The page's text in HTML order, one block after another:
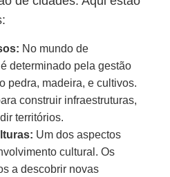
No mundo de
determinado pela gestão
pedra, madeira, e cultivos.
construir infraestruturas,
territórios.
Um dos aspectos
cultural. Os
a descobrir novas